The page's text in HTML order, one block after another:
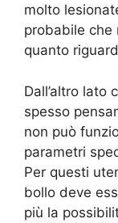
molto
probabile che
quanto
Dall’altro lato
spesso
non può
parametri
Per questi
bollo deve
più la